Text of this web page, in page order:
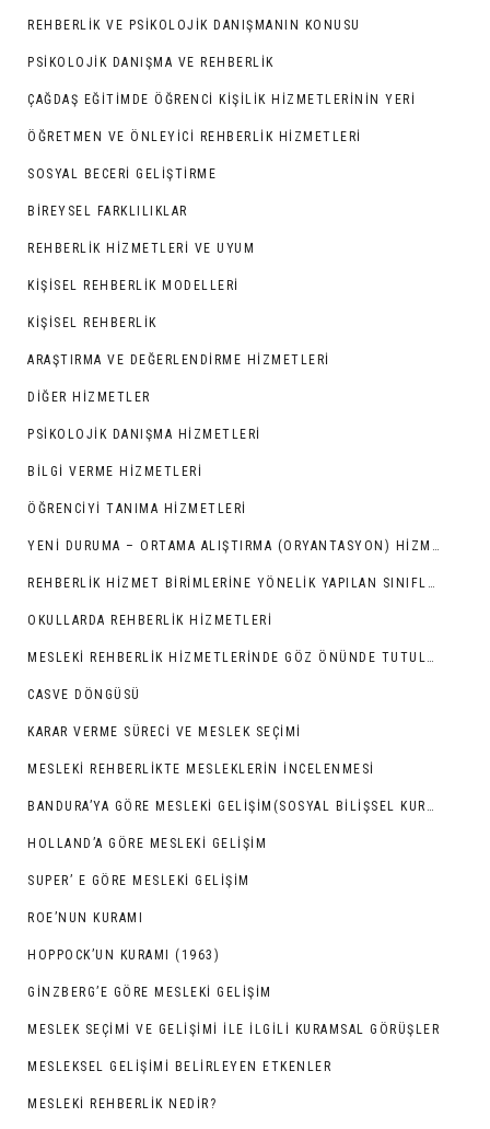
REHBERLIK VE PSIKOLOJIK DANIŞMANIN KONUSU
PSIKOLOJIK DANIŞMA VE REHBERLIK
ÇAĞDAŞ EĞITIMDE ÖĞRENCI KIŞILIK HIZMETLERININ YERI
ÖĞRETMEN VE ÖNLEYİCİ REHBERLİK HİZMETLERİ
SOSYAL BECERİ GELİŞTİRME
BIREYSEL FARKLILIKLAR
REHBERLİK HİZMETLERİ VE UYUM
KİŞİSEL REHBERLİK MODELLERİ
KİŞİSEL REHBERLİK
ARAŞTIRMA VE DEĞERLENDIRME HIZMETLERI
DIĞER HIZMETLER
PSIKOLOJIK DANIŞMA HIZMETLERI
BILGI VERME HIZMETLERI
ÖĞRENCIYI TANIMA HIZMETLERI
YENI DURUMA – ORTAMA ALIŞTIRMA (ORYANTASYON) HIZMETLERI
REHBERLIK HIZMET BIRIMLERINE YÖNELIK YAPILAN SINIFLAMALAR
OKULLARDA REHBERLİK HİZMETLERİ
MESLEKI REHBERLIK HIZMETLERINDE GÖZ ÖNÜNDE TUTULMASI GEREKEN NOKTALAR
CASVE DÖNGÜSÜ
KARAR VERME SÜRECI VE MESLEK SEÇIMI
MESLEKI REHBERLIKTE MESLEKLERIN İNCELENMESI
BANDURA’YA GÖRE MESLEKI GELIŞIM(SOSYAL BILIŞSEL KURAM)
HOLLAND’A GÖRE MESLEKI GELIŞIM
SUPER’ E GÖRE MESLEKI GELIŞIM
ROE’NUN KURAMI
HOPPOCK’UN KURAMI (1963)
GINZBERG’E GÖRE MESLEKI GELIŞIM
MESLEK SEÇİMİ VE GELİŞİMİ İLE İLGİLİ KURAMSAL GÖRÜŞLER
MESLEKSEL GELİŞİMİ BELİRLEYEN ETKENLER
MESLEKİ REHBERLİK NEDİR?